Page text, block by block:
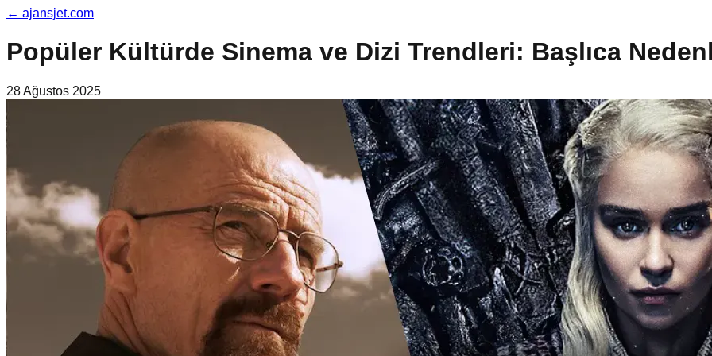
← ajansjet.com
Popüler Kültürde Sinema ve Dizi Trendleri: Başlıca
28 Ağustos 2025